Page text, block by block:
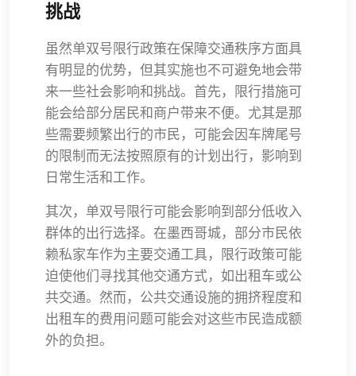
挑战
虽然单双号限行政策在保障交通秩序方面具
有明显的优势，但其实施也不可避免地会带
来一些社会影响和挑战。首先，限行措施可
能会给部分居民和商户带来不便。尤其是那
些需要频繁出行的市民，可能会因车牌尾号
的限制而无法按照原有的计划出行，影响到
日常生活和工作。
其次，单双号限行可能会影响到部分低收入
群体的出行选择。在墨西哥城，部分市民依
赖私家车作为主要交通工具，限行政策可能
迫使他们寻找其他交通方式，如出租车或公
共交通。然而，公共交通设施的拥挤程度和
出租车的费用问题可能会对这些市民造成额
外的负担。